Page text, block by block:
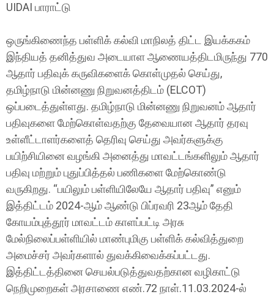
UIDAI பாராட்டு
ஒருங்கிணைந்த பள்ளிக் கல்வி மாநிலத் திட்ட இயக்ககம்
இந்தியத் தனித்துவ அடையாள ஆணையத்திடமிருந்து 770
ஆதார் பதிவுக் கருவிகளைக் கொள்முதல் செய்து,
தமிழ்நாடு மின்னணு நிறுவனத்திடம் (ELCOT)
ஒப்படைத்துள்ளது. தமிழ்நாடு மின்னணு நிறுவனம் ஆதார்
பதிவுகளை மேற்கொள்வதற்கு தேவையான ஆதார் தரவு
உள்ளீட்டாளர்களைத் தெரிவு செய்து அவர்களுக்கு
பயிற்சியினை வழங்கி அனைத்து மாவட்டங்களிலும் ஆதார்
பதிவு மற்றும் புதுப்பித்தல் பணிகளை மேற்கொண்டு
வருகிறது. “பயிலும் பள்ளியிலேயே ஆதார் பதிவு” எனும்
இத்திட்டம் 2024-ஆம் ஆண்டு பிப்ரவரி 23ஆம் தேதி
கோயம்புத்தூர் மாவட்டம் காளப்பட்டி அரசு
மேல்நிலைப்பள்ளியில் மாண்புமிகு பள்ளிக் கல்வித்துறை
அமைச்சர் அவர்களால் துவக்கிவைக்கப்பட்டது.
இத்திட்டத்தினை செயல்படுத்துவதற்கான வழிகாட்டு
நெறிமுறைகள் அரசாணை எண்.72 நாள்.11.03.2024-ல்